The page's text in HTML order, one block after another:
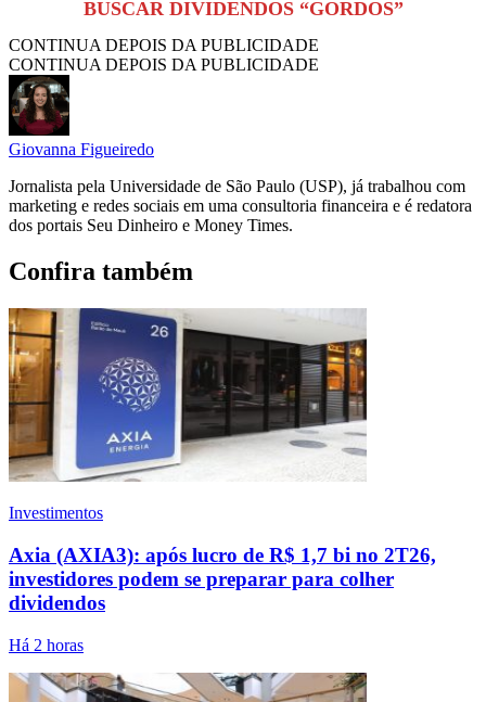
BUSCAR DIVIDENDOS “GORDOS”
CONTINUA DEPOIS DA PUBLICIDADE
CONTINUA DEPOIS DA PUBLICIDADE
Giovanna Figueiredo
Jornalista pela Universidade de São Paulo (USP), já trabalhou com
marketing e redes sociais em uma consultoria financeira e é redatora
dos portais Seu Dinheiro e Money Times.
Confira também
Investimentos
Axia (AXIA3): após lucro de R$ 1,7 bi no 2T26,
investidores podem se preparar para colher
dividendos
Há 2 horas